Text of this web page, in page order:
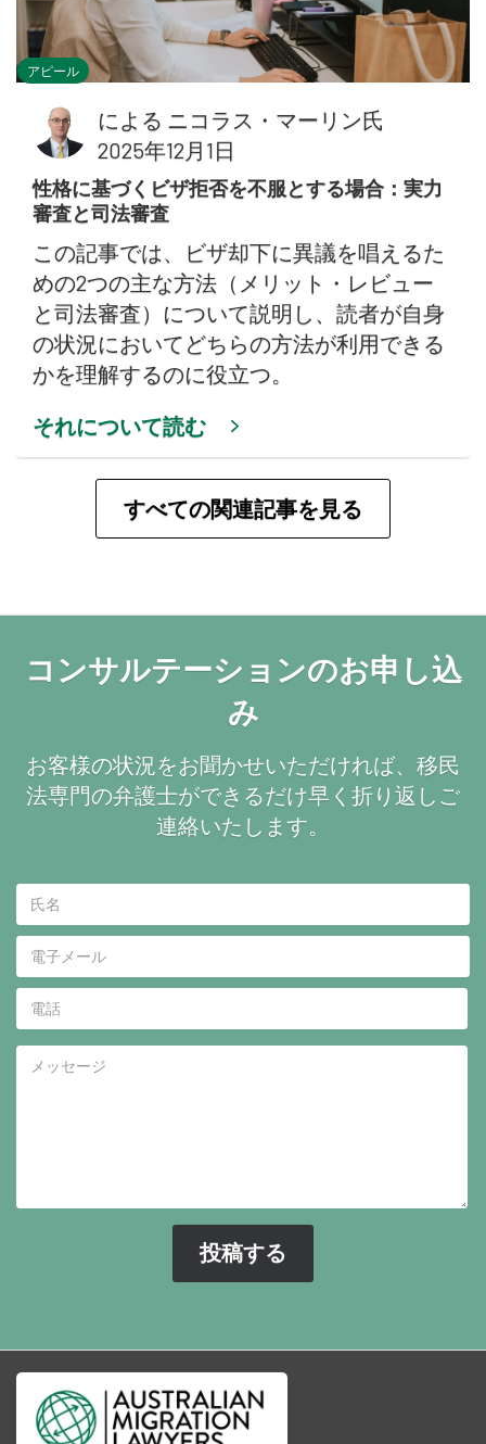
アピール
による ニコラス・マーリン氏
2025年12月1日
性格に基づくビザ拒否を不服とする場合：実力
審査と司法審査
この記事では、ビザ却下に異議を唱えるた
めの2つの主な方法（メリット・レビュー
と司法審査）について説明し、読者が自身
の状況においてどちらの方法が利用できる
かを理解するのに役立つ。
それについて読む
すべての関連記事を見る
コンサルテーションのお申し込
み
お客様の状況をお聞かせいただければ、移民
法専門の弁護士ができるだけ早く折り返しご
連絡いたします。